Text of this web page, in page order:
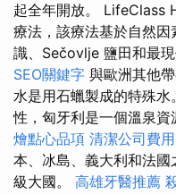
起全年開放。 LifeClass
療法，該療法基於自然
識、Sečovlje 鹽田和最
SEO關鍵字 與歐洲其他
水是用石蠟製成的特殊
性，匈牙利是一個溫泉資
燴點心品項 清潔公司費
本、冰島、義大利和法
級大國。 高雄牙醫推薦